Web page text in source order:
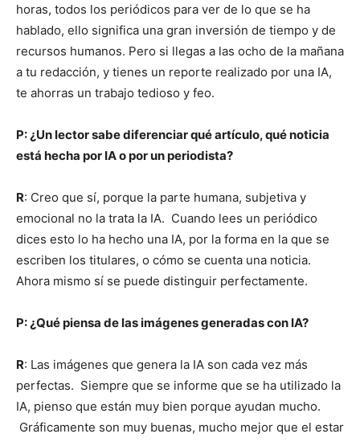
horas, todos los periódicos para ver de lo que se ha
hablado, ello significa una gran inversión de tiempo y de
recursos humanos. Pero si llegas a las ocho de la mañana
a tu redacción, y tienes un reporte realizado por una IA,
te ahorras un trabajo tedioso y feo.
P: ¿Un lector sabe diferenciar qué artículo, qué noticia
está hecha por IA o por un periodista?
R: Creo que sí, porque la parte humana, subjetiva y
emocional no la trata la IA. Cuando lees un periódico
dices esto lo ha hecho una IA, por la forma en la que se
escriben los titulares, o cómo se cuenta una noticia.
Ahora mismo sí se puede distinguir perfectamente.
P: ¿Qué piensa de las imágenes generadas con IA?
R: Las imágenes que genera la IA son cada vez más
perfectas. Siempre que se informe que se ha utilizado la
IA, pienso que están muy bien porque ayudan mucho.
Gráficamente son muy buenas, mucho mejor que el estar